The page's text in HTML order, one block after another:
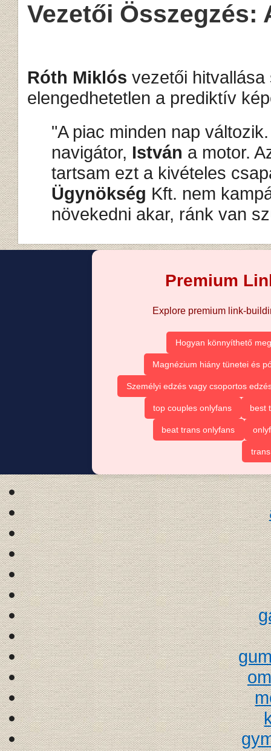
Vezetői Összegzés:
Róth Miklós vezetői
elengedhetetlen a prediktív
"A piac minden nap
navigátor, István a motor.
tartsam ezt a kivételes
Ügynökség Kft. nem
növekedni akar, ránk van
Premium
Explore premium link-
Hogyan könnyíthető
Magnézium hiány tünetei és
Személyi edzés vagy csoportos
top couples onlyfans best
beat trans onlyfans